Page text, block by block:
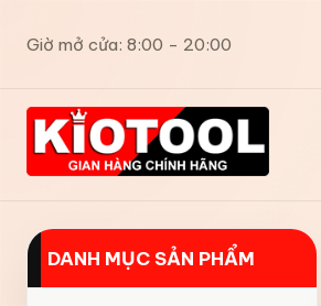
Giờ mở cửa: 8:00 - 20:00
DANH MỤC SẢN PHẨM